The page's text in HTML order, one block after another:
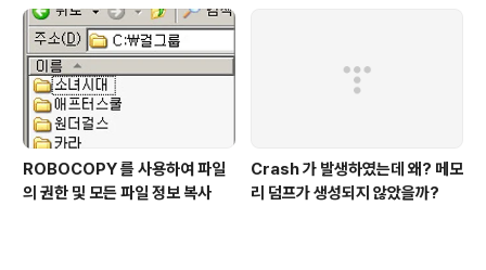
ROBOCOPY 를 사용하여 파일
의 권한 및 모든 파일 정보 복사
Crash 가 발생하였는데 왜? 메모
리 덤프가 생성되지 않았을까?